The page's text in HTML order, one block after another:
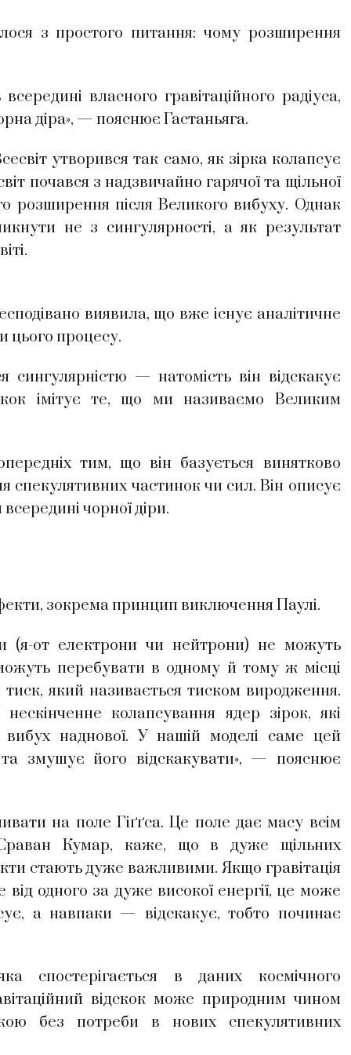
з простого питання: чому розширення
власного гравітаційного радіуса,
діра», — пояснює Гастаньяга.
утворився так само, як зірка колапсує
почався з надзвичайно гарячої та щільної
розширення після Великого вибуху. Однак
не з сингулярності, а як результат
виявила, що вже існує аналітичне
цього процесу.
— натомість він відскакує
імітує те, що ми називаємо Великим
тим, що він базується винятково
спекулятивних частинок чи сил. Він описує
чорної діри.
зокрема принцип виключення Паулі.
(я-от електрони чи нейтрони) не можуть
перебувати в одному й тому ж місці
який називається тиском виродження.
колапсування ядер зірок, які
наднової. У нашій моделі саме цей
змушує його відскакувати», — пояснює
на поле Гіґґса. Це поле дає масу всім
Кумар, каже, що в дуже щільних
стають дуже важливими. Якщо гравітація
одного за дуже високої енергії, це може
а навпаки — відскакує, тобто починає
спостерігається в даних космічного
відскок може природним чином
без потреби в нових спекулятивних